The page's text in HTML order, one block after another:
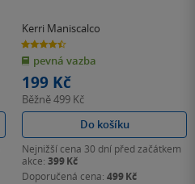
Kerri Maniscalco
4.5
z
5
hvězdiček
pevná vazba
199 Kč
Běžně499 Kč
Do košíku
Nejnižší cena 30 dní před začátkem
akce: 399 Kč
Doporučená cena: 499 Kč